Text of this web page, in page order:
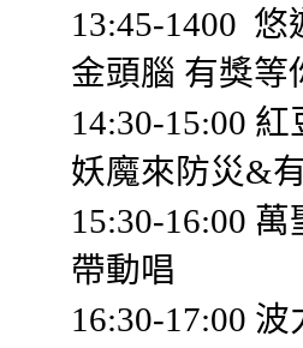
13:45-1400
金頭腦 有獎
14:30-15:00
妖魔來防災&
15:30-16:00
帶動
16:30-